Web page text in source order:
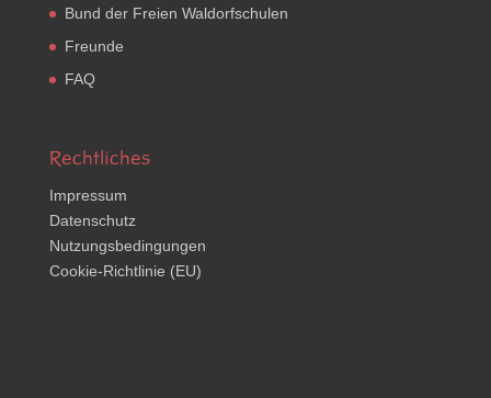
Bund der Freien Waldorfschulen
Freunde
FAQ
Rechtliches
Impressum
Datenschutz
Nutzungsbedingungen
Cookie-Richtlinie (EU)